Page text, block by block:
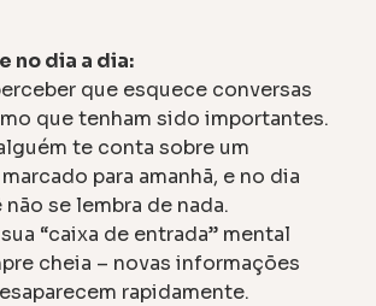
no dia a dia:
que esquece conversas
que tenham sido importantes.
te conta sobre um
para amanhã, e no dia
se lembra de nada.
“caixa de entrada” mental
cheia – novas informações
rapidamente.